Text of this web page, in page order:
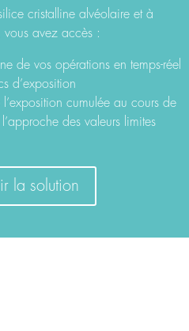
cristalline alvéolaire et à
vous avez accès :
de vos opérations en temps-réel
d’exposition
cumulée au cours de
des valeurs limites
la solution